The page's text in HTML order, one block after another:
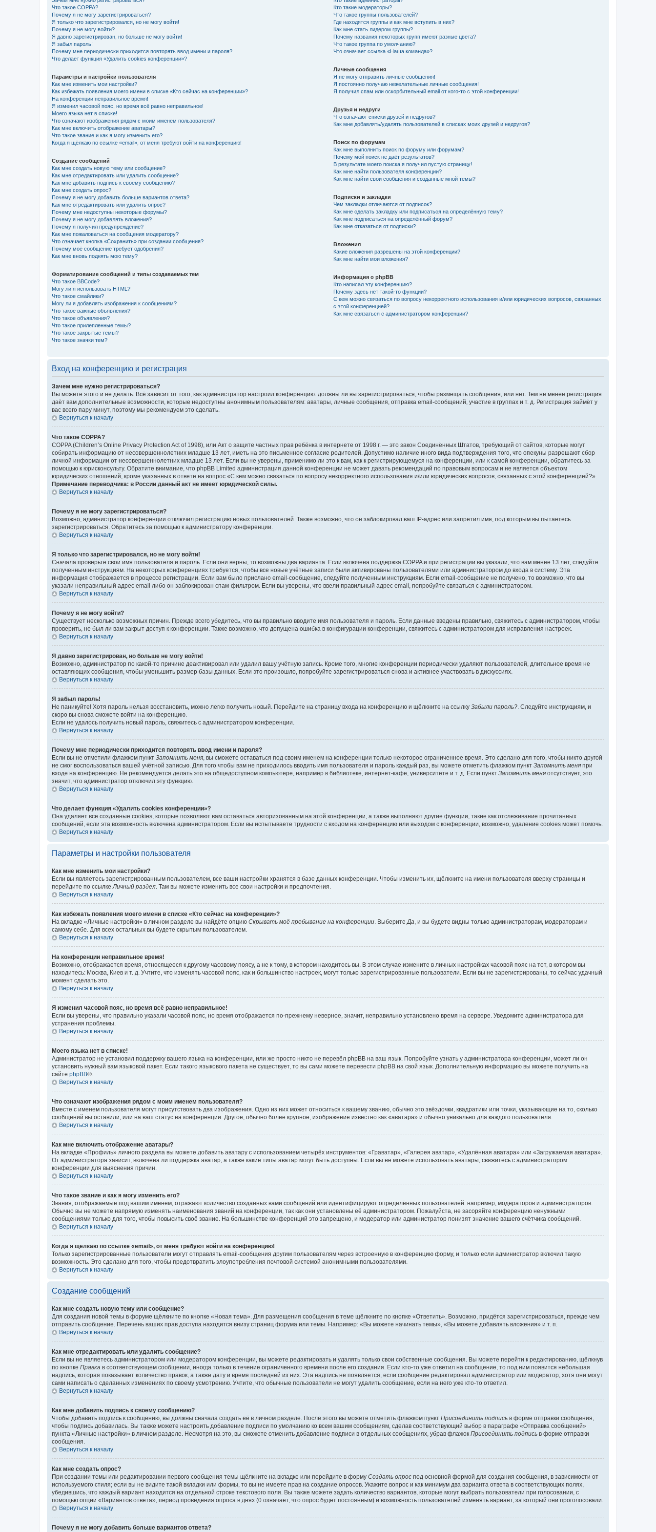
Что такое COPPA?
Почему я не могу зарегистрироваться?
Я только что зарегистрировался, но не могу войти!
Почему я не могу войти?
Я давно зарегистрирован, но больше не могу войти!
Я забыл пароль!
Почему мне периодически приходится повторять ввод имени и пароля?
Что делает функция «Удалить cookies конференции»?
Параметры и настройки пользователя
Как мне изменить мои настройки?
Как избежать появления моего имени в списке «Кто сейчас на конференции»?
На конференции неправильное время!
Я изменил часовой пояс, но время всё равно неправильное!
Моего языка нет в списке!
Что означают изображения рядом с моим именем пользователя?
Как мне включить отображение аватары?
Что такое звание и как я могу изменить его?
Когда я щёлкаю по ссылке «email», от меня требуют войти на конференцию!
Создание сообщений
Как мне создать новую тему или сообщение?
Как мне отредактировать или удалить сообщение?
Как мне добавить подпись к своему сообщению?
Как мне создать опрос?
Почему я не могу добавить больше вариантов ответа?
Как мне отредактировать или удалить опрос?
Почему мне недоступны некоторые форумы?
Почему я не могу добавлять вложения?
Почему я получил предупреждение?
Как мне пожаловаться на сообщения модератору?
Что означает кнопка «Сохранить» при создании сообщения?
Почему моё сообщение требует одобрения?
Как мне вновь поднять мою тему?
Форматирование сообщений и типы создаваемых тем
Что такое BBCode?
Могу ли я использовать HTML?
Что такое смайлики?
Могу ли я добавлять изображения к сообщениям?
Что такое важные объявления?
Что такое объявления?
Что такое прилепленные темы?
Что такое закрытые темы?
Что такое значки тем?
Кто такие модераторы?
Что такое группы пользователей?
Где находятся группы и как мне вступить в них?
Как мне стать лидером группы?
Почему названия некоторых групп имеют разные цвета?
Что такое группа по умолчанию?
Что означает ссылка «Наша команда»?
Личные сообщения
Я не могу отправить личные сообщения!
Я постоянно получаю нежелательные личные сообщения!
Я получил спам или оскорбительный email от кого-то с этой конференции!
Друзья и недруги
Что означают списки друзей и недругов?
Как мне добавлять/удалять пользователей в списках моих друзей и недругов?
Поиск по форумам
Как мне выполнить поиск по форуму или форумам?
Почему мой поиск не даёт результатов?
В результате моего поиска я получил пустую страницу!
Как мне найти пользователя конференции?
Как мне найти свои сообщения и созданные мной темы?
Подписки и закладки
Чем закладки отличаются от подписок?
Как мне сделать закладку или подписаться на определённую тему?
Как мне подписаться на определённый форум?
Как мне отказаться от подписки?
Вложения
Какие вложения разрешены на этой конференции?
Как мне найти мои вложения?
Информация о phpBB
Кто написал эту конференцию?
Почему здесь нет такой-то функции?
С кем можно связаться по вопросу некорректного использования и/или юридических вопросов, связанных
с этой конференцией?
Как мне связаться с администратором конференции?
Вход на конференцию и регистрация
Зачем мне нужно регистрироваться?
Вы можете этого и не делать. Всё зависит от того, как администратор настроил конференцию: должны ли вы зарегистрироваться, чтобы размещать сообщения, или нет. Тем не менее регистрация
даёт вам дополнительные возможности, которые недоступны анонимным пользователям: аватары, личные сообщения, отправка email-сообщений, участие в группах и т. д. Регистрация займёт у
вас всего пару минут, поэтому мы рекомендуем это сделать.
Вернуться к началу
Что такое COPPA?
COPPA (Children’s Online Privacy Protection Act of 1998), или Акт о защите частных прав ребёнка в интернете от 1998 г. — это закон Соединённых Штатов, требующий от сайтов, которые могут
собирать информацию от несовершеннолетних младше 13 лет, иметь на это письменное согласие родителей. Допустимо наличие иного вида подтверждения того, что опекуны разрешают сбор
личной информации от несовершеннолетних младше 13 лет. Если вы не уверены, применимо ли это к вам, как к регистрирующемуся на конференции, или к самой конференции, обратитесь за
помощью к юрисконсульту. Обратите внимание, что phpBB Limited администрация данной конференции не может давать рекомендаций по правовым вопросам и не является объектом
юридических отношений, кроме указанных в ответе на вопрос «С кем можно связаться по вопросу некорректного использования и/или юридических вопросов, связанных с этой конференцией?».
Примечание переводчика: в России данный акт не имеет юридической силы.
Вернуться к началу
Почему я не могу зарегистрироваться?
Возможно, администратор конференции отключил регистрацию новых пользователей. Также возможно, что он заблокировал ваш IP-адрес или запретил имя, под которым вы пытаетесь
зарегистрироваться. Обратитесь за помощью к администратору конференции.
Вернуться к началу
Я только что зарегистрировался, но не могу войти!
Сначала проверьте свои имя пользователя и пароль. Если они верны, то возможны два варианта. Если включена поддержка COPPA и при регистрации вы указали, что вам менее 13 лет, следуйте
полученным инструкциям. На некоторых конференциях требуется, чтобы все новые учётные записи были активированы пользователями или администратором до входа в систему. Эта
информация отображается в процессе регистрации. Если вам было прислано email-сообщение, следуйте полученным инструкциям. Если email-сообщение не получено, то возможно, что вы
указали неправильный адрес email либо он заблокирован спам-фильтром. Если вы уверены, что ввели правильный адрес email, попробуйте связаться с администратором.
Вернуться к началу
Почему я не могу войти?
Существует несколько возможных причин. Прежде всего убедитесь, что вы правильно вводите имя пользователя и пароль. Если данные введены правильно, свяжитесь с администратором, чтобы
проверить, не был ли вам закрыт доступ к конференции. Также возможно, что допущена ошибка в конфигурации конференции, свяжитесь с администратором для исправления настроек.
Вернуться к началу
Я давно зарегистрирован, но больше не могу войти!
Возможно, администратор по какой-то причине деактивировал или удалил вашу учётную запись. Кроме того, многие конференции периодически удаляют пользователей, длительное время не
оставляющих сообщения, чтобы уменьшить размер базы данных. Если это произошло, попробуйте зарегистрироваться снова и активнее участвовать в дискуссиях.
Вернуться к началу
Я забыл пароль!
Не паникуйте! Хотя пароль нельзя восстановить, можно легко получить новый. Перейдите на страницу входа на конференцию и щёлкните на ссылку Забыли пароль?. Следуйте инструкциям, и
скоро вы снова сможете войти на конференцию.
Если не удалось получить новый пароль, свяжитесь с администратором конференции.
Вернуться к началу
Почему мне периодически приходится повторять ввод имени и пароля?
Если вы не отметили флажком пункт Запомнить меня, вы сможете оставаться под своим именем на конференции только некоторое ограниченное время. Это сделано для того, чтобы никто другой
не смог воспользоваться вашей учётной записью. Для того чтобы вам не приходилось вводить имя пользователя и пароль каждый раз, вы можете отметить флажком пункт Запомнить меня при
входе на конференцию. Не рекомендуется делать это на общедоступном компьютере, например в библиотеке, интернет-кафе, университете и т. д. Если пункт Запомнить меня отсутствует, это
значит, что администратор отключил эту функцию.
Вернуться к началу
Что делает функция «Удалить cookies конференции»?
Она удаляет все созданные cookies, которые позволяют вам оставаться авторизованным на этой конференции, а также выполняют другие функции, такие как отслеживание прочитанных
сообщений, если эта возможность включена администратором. Если вы испытываете трудности с входом на конференцию или выходом с конференции, возможно, удаление cookies может помочь.
Вернуться к началу
Параметры и настройки пользователя
Как мне изменить мои настройки?
Если вы являетесь зарегистрированным пользователем, все ваши настройки хранятся в базе данных конференции. Чтобы изменить их, щёлкните на имени пользователя вверху страницы и
перейдите по ссылкеЛичный раздел. Там вы можете изменить все свои настройки и предпочтения.
Вернуться к началу
Как избежать появления моего имени в списке «Кто сейчас на конференции»?
На вкладке «Личные настройки» в личном разделе вы найдёте опцию Скрывать моё пребывание на конференции. ВыберитеДа, и вы будете видны только администраторам, модераторам и
самому себе. Для всех остальных вы будете скрытым пользователем.
Вернуться к началу
На конференции неправильное время!
Возможно, отображается время, относящееся к другому часовому поясу, а не к тому, в котором находитесь вы. В этом случае измените в личных настройках часовой пояс на тот, в котором вы
находитесь: Москва, Киев и т. д. Учтите, что изменять часовой пояс, как и большинство настроек, могут только зарегистрированные пользователи. Если вы не зарегистрированы, то сейчас удачный
момент сделать это.
Вернуться к началу
Я изменил часовой пояс, но время всё равно неправильное!
Если вы уверены, что правильно указали часовой пояс, но время отображается по-прежнему неверное, значит, неправильно установлено время на сервере. Уведомите администратора для
устранения проблемы.
Вернуться к началу
Моего языка нет в списке!
Администратор не установил поддержку вашего языка на конференции, или же просто никто не перевёл phpBB на ваш язык. Попробуйте узнать у администратора конференции, может ли он
установить нужный вам языковой пакет. Если такого языкового пакета не существует, то вы сами можете перевести phpBB на свой язык. Дополнительную информацию вы можете получить на
сайте phpBB®.
Вернуться к началу
Что означают изображения рядом с моим именем пользователя?
Вместе с именем пользователя могут присутствовать два изображения. Одно из них может относиться к вашему званию, обычно это звёздочки, квадратики или точки, указывающие на то, сколько
сообщений вы оставили, или на ваш статус на конференции. Другое, обычно более крупное, изображение известно как «аватара» и обычно уникально для каждого пользователя.
Вернуться к началу
Как мне включить отображение аватары?
На вкладке «Профиль» личного раздела вы можете добавить аватару с использованием четырёх инструментов: «Граватар», «Галерея аватар», «Удалённая аватара» или «Загружаемая аватара».
От администратора зависит, включена ли поддержка аватар, а также какие типы аватар могут быть доступны. Если вы не можете использовать аватары, свяжитесь с администратором
конференции для выяснения причин.
Вернуться к началу
Что такое звание и как я могу изменить его?
Звания, отображаемые под вашим именем, отражают количество созданных вами сообщений или идентифицируют определённых пользователей: например, модераторов и администраторов.
Обычно вы не можете напрямую изменять наименования званий на конференции, так как они установлены её администратором. Пожалуйста, не засоряйте конференцию ненужными
сообщениями только для того, чтобы повысить своё звание. На большинстве конференций это запрещено, и модератор или администратор понизят значение вашего счётчика сообщений.
Вернуться к началу
Когда я щёлкаю по ссылке «email», от меня требуют войти на конференцию!
Только зарегистрированные пользователи могут отправлять email-сообщения другим пользователям через встроенную в конференцию форму, и только если администратор включил такую
возможность. Это сделано для того, чтобы предотвратить злоупотребления почтовой системой анонимными пользователями.
Вернуться к началу
Создание сообщений
Как мне создать новую тему или сообщение?
Для создания новой темы в форуме щёлкните по кнопке «Новая тема». Для размещения сообщения в теме щёлкните по кнопке «Ответить». Возможно, придётся зарегистрироваться, прежде чем
отправить сообщение. Перечень ваших прав доступа находится внизу страниц форума или темы. Например: «Вы можете начинать темы», «Вы можете добавлять вложения» и т. п.
Вернуться к началу
Как мне отредактировать или удалить сообщение?
Если вы не являетесь администратором или модератором конференции, вы можете редактировать и удалять только свои собственные сообщения. Вы можете перейти к редактированию, щёлкнув
по кнопке Правка в соответствующем сообщении, иногда только в течение ограниченного времени после его создания. Если кто-то уже ответил на сообщение, то под ним появится небольшая
надпись, которая показывает количество правок, а также дату и время последней из них. Эта надпись не появляется, если сообщение редактировал администратор или модератор, хотя они могут
сами написать о сделанных изменениях по своему усмотрению. Учтите, что обычные пользователи не могут удалить сообщение, если на него уже кто-то ответил.
Вернуться к началу
Как мне добавить подпись к своему сообщению?
Чтобы добавить подпись к сообщению, вы должны сначала создать её в личном разделе. После этого вы можете отметить флажком пункт Присоединить подпись в форме отправки сообщения,
чтобы подпись добавилась. Вы также можете настроить добавление подписи по умолчанию ко всем вашим сообщениям, сделав соответствующий выбор в параграфе «Отправка сообщений»
пункта «Личные настройки» в личном разделе. Несмотря на это, вы сможете отменить добавление подписи в отдельных сообщениях, убрав флажок Присоединить подпись в форме отправки
сообщения.
Вернуться к началу
Как мне создать опрос?
При создании темы или редактировании первого сообщения темы щёлкните на вкладке или перейдите в форму Создать опрос под основной формой для создания сообщения, в зависимости от
используемого стиля; если вы не видите такой вкладки или формы, то вы не имеете прав на создание опросов. Укажите вопрос и как минимум два варианта ответа в соответствующих полях,
убедившись, что каждый вариант находится на отдельной строке текстового поля. Вы также можете задать количество вариантов, которые могут выбрать пользователи при голосовании, с
помощью опции «Вариантов ответа», период проведения опроса в днях (0 означает, что опрос будет постоянным) и возможность пользователей изменять вариант, за который они проголосовали.
Вернуться к началу
Почему я не могу добавить больше вариантов ответа?